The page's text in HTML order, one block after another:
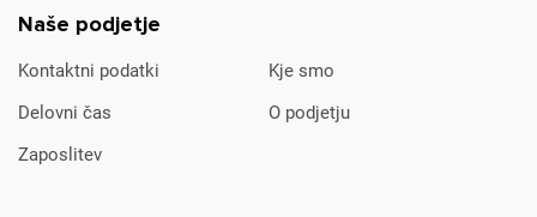
Naše podjetje
Kontaktni podatki
Kje smo
Delovni čas
O podjetju
Zaposlitev